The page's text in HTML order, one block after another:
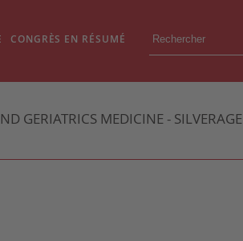
CONGRÈS EN RÉSUMÉ
GERIATRICS MEDICINE - SILVERAGE